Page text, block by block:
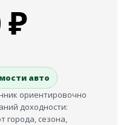
₽
авто
ориентировочно
доходности:
города, сезона,